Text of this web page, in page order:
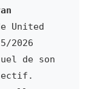
United
2026
de son